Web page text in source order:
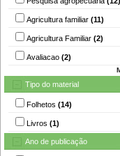
Agricultura familiar (11)
Agricultura Familiar (2)
Avaliacao (2)
Tipo do material
Folhetos (14)
Livros (1)
Ano de publicação